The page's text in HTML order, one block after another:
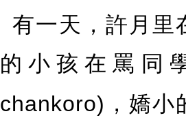
有一天，許月里
的小孩在罵同
chankoro) ，嬌